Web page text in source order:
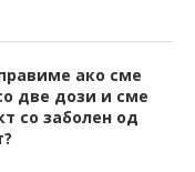
ако сме
две дози и сме
со заболен од